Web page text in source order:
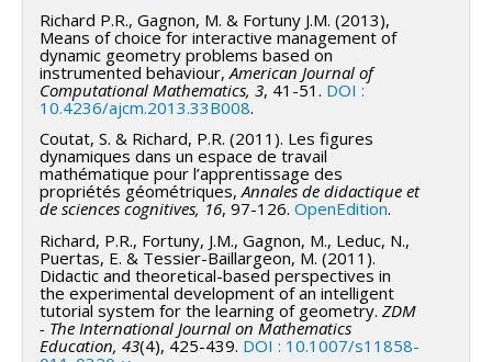
Richard P.R., Gagnon, M. & Fortuny J.M. (2013),
Means of choice for interactive management of
dynamic geometry problems based on
instrumented behaviour, American Journal of
Computational Mathematics, 3, 41-51. DOI :
10.4236/ajcm.2013.33B008.
Coutat, S. & Richard, P.R. (2011). Les figures
dynamiques dans un espace de travail
mathématique pour l’apprentissage des
propriétés géométriques,Annales de didactique et
de sciences cognitives, 16, 97-126. OpenEdition.
Richard, P.R., Fortuny, J.M., Gagnon, M., Leduc, N.,
Puertas, E. & Tessier-Baillargeon, M. (2011).
Didactic and theoretical-based perspectives in
the experimental development of an intelligent
tutorial system for the learning of geometry. ZDM
- The International Journal on Mathematics
Education, 43(4), 425-439. DOI : 10.1007/s11858-